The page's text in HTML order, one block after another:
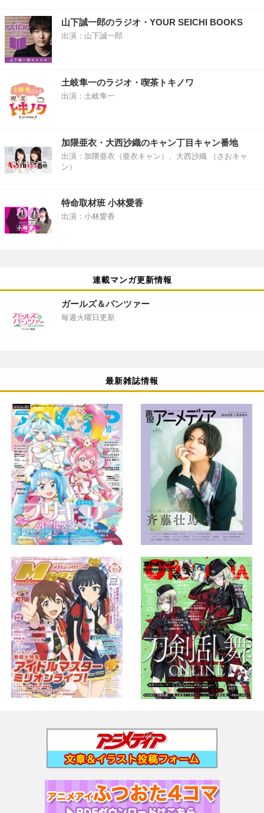
山下誠一郎のラジオ・YOUR SEICHI BOOKS
出演：山下誠一郎
土岐隼一のラジオ・喫茶トキノワ
出演：土岐隼一
加隈亜衣・大西沙織のキャン丁目キャン番地
出演：加隈亜衣（亜衣キャン）、大西沙織 （さおキャ
ン）
特命取材班 小林愛香
出演：小林愛香
連載マンガ更新情報
ガールズ＆パンツァー
毎週火曜日更新
最新雑誌情報